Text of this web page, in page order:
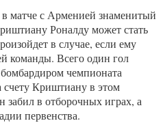
матче с Арменией знаменитый
Роналду может стать
в случае, если ему
команды. Всего один гол
чемпионата
Криштиану в этом
забил в отборочных играх, а
первенства.